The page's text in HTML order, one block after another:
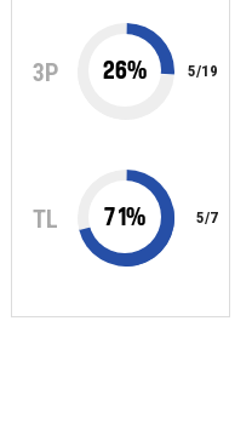
3P 26% 5/19
TL 71% 5/7